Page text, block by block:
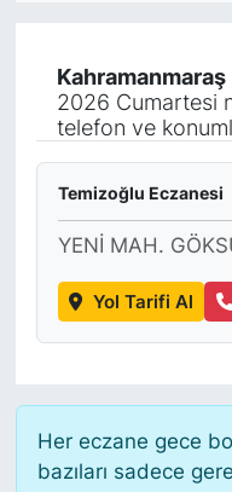
Kahramanmaraş
2026 Cumartesi
telefon ve
Temizoğlu Eczanesi
YENİ MAH.
Yol Tarifi Al
Her eczane gece
bazıları sadece
KÖŞE
KÜLTÜR SANAT
MAGAZİN
RÖPORTAJ
SARIYER
SARIYER İMAR